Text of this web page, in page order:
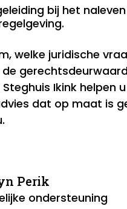
bij het
welke juridische
Steghuis Ikink helpen
dat op maat is
Perik
ondersteuning